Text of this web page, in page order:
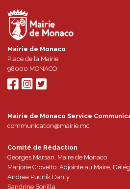
Mairie de Monaco
Place de la Mairie
98000 MONACO
Mairie de Monaco Service
communication@mairie.mc
Comité de Rédaction
Georges Marsan, Maire de Monaco
Marjorie Crovetto, Adjointe au Maire,
Andrea Pucnik Danty
Sandrine Bonilla